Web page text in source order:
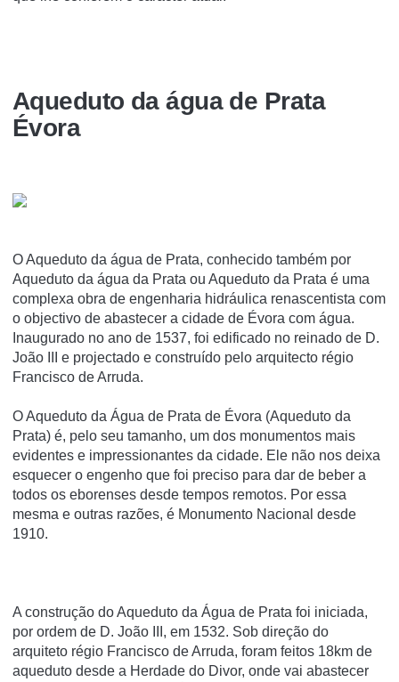
Aqueduto da água de Prata
Évora
O Aqueduto da água de Prata, conhecido também por
Aqueduto da água da Prata ou Aqueduto da Prata é uma
complexa obra de engenharia hidráulica renascentista com
o objectivo de abastecer a cidade de Évora com água.
Inaugurado no ano de 1537, foi edificado no reinado de D.
João III e projectado e construí­do pelo arquitecto régio
Francisco de Arruda.
O Aqueduto da Água de Prata de Évora (Aqueduto da
Prata) é, pelo seu tamanho, um dos monumentos mais
evidentes e impressionantes da cidade. Ele não nos deixa
esquecer o engenho que foi preciso para dar de beber a
todos os eborenses desde tempos remotos. Por essa
mesma e outras razões, é Monumento Nacional desde
1910.
A construção do Aqueduto da Água de Prata foi iniciada,
por ordem de D. João III, em 1532. Sob direção do
arquiteto régio Francisco de Arruda, foram feitos 18km de
aqueduto desde a Herdade do Divor, onde vai abastecer